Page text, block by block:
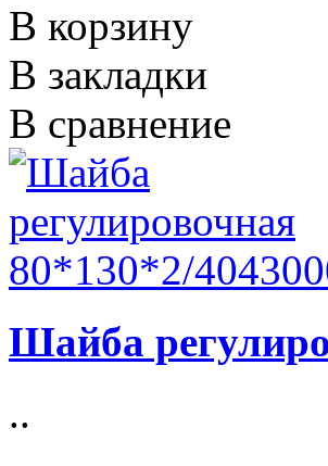
В корзину
В закладки
В сравнение
Шайба
..